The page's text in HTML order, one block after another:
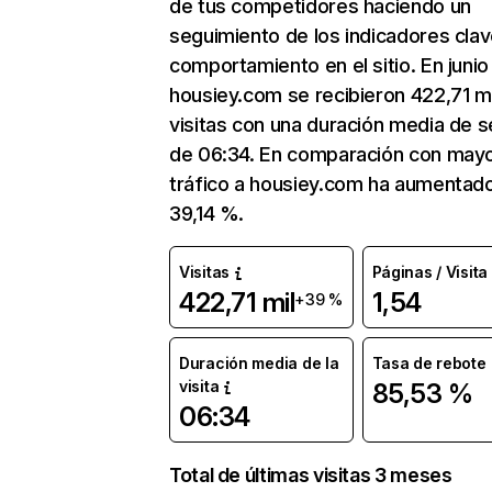
de tus competidores haciendo un
seguimiento de los indicadores
comportamiento en el sitio. En junio
housiey.com se recibieron 422,71
visitas con una duración media de
de 06:34. En comparación con
tráfico a housiey.com ha
39,14 %.
Visitas
422,71 mil+39 %
Páginas / Visita
1,54
Duración media de la
visita
06:34
Tasa de rebote
85,53 %
Total de últimas visitas 3 meses